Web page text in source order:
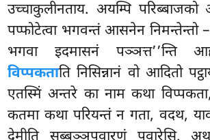
उच्चाकुलीनताय. अयम्पि परिब्बाजको
पप्फोटेत्वा भगवन्तं आसनेन निमन्तेन्तो
भगवा इदमासनं पञ्ञत्त’’न्ति
विप्पकताति निसिन्नानं वो आदितो
एतस्मिं अन्तरे का नाम कथा
कतमा कथा परियन्तं न गता, वदथ,